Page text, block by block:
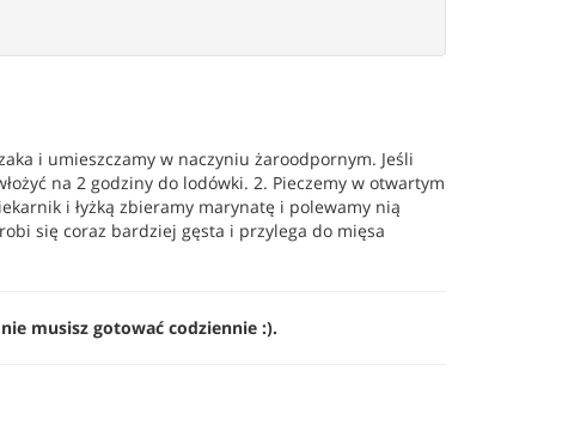
i umieszczamy w naczyniu żaroodpornym. Jeśli
na 2 godziny do lodówki. 2. Pieczemy w otwartym
i łyżką zbieramy marynatę i polewamy nią
się coraz bardziej gęsta i przylega do mięsa
musisz gotować codziennie :).